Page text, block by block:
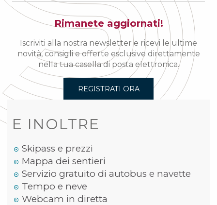
Rimanete aggiornati!
Iscriviti alla nostra newsletter e ricevi le ultime
novità, consigli e offerte esclusive direttamente
nella tua casella di posta elettronica.
REGISTRATI ORA
E INOLTRE
Skipass e prezzi
Mappa dei sentieri
Servizio gratuito di autobus e navette
Tempo e neve
Webcam in diretta